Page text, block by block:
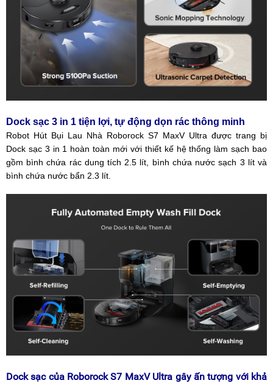
Dock sạc 3 in 1 tiện lợi, tự động dọn rác thông minh
Robot Hút Bụi Lau Nhà Roborock S7 MaxV Ultra được trang bị
Dock sạc 3 in 1 hoàn toàn mới với thiết kế hệ thống làm sạch bao
gồm bình chứa rác dung tích 2.5 lít, bình chứa nước sạch 3 lít và
bình chứa nước bẩn 2.3 lít.
Dock sạc của Roborock S7 MaxV Ultra gây ấn tượng với khả